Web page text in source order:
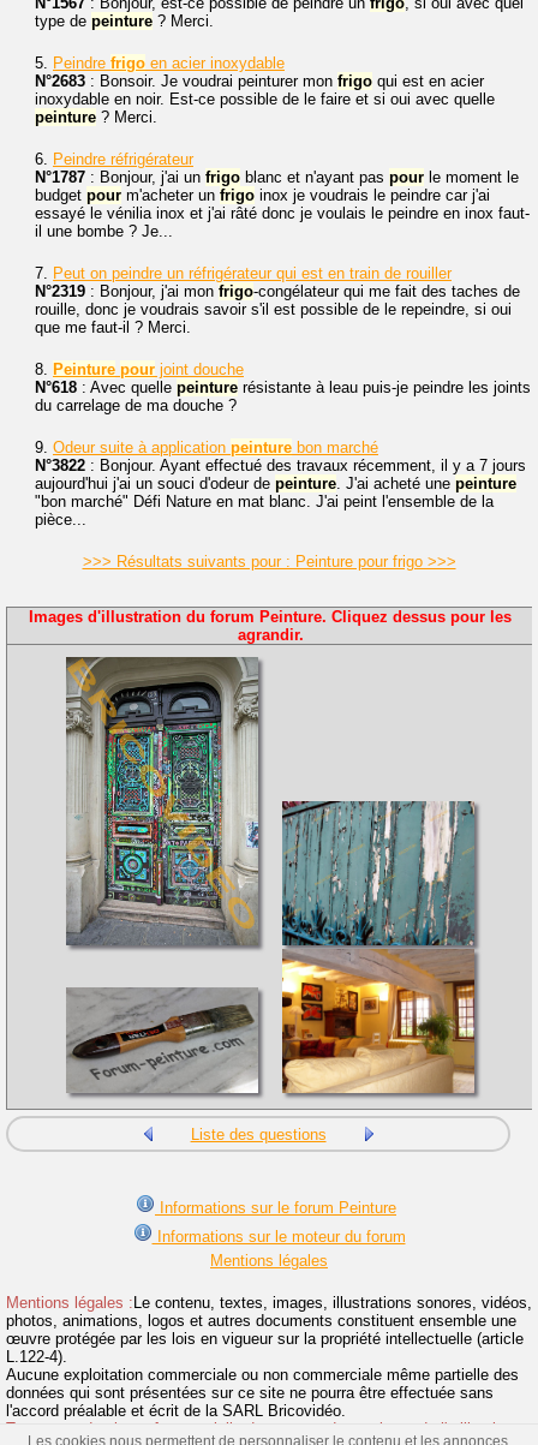
type de peinture ? Merci.
5. Peindre frigo en acier inoxydable
N°2683 : Bonsoir. Je voudrai peinturer mon frigo qui est en acier
inoxydable en noir. Est-ce possible de le faire et si oui avec quelle
peinture ? Merci.
6. Peindre réfrigérateur
N°1787 : Bonjour, j'ai un frigo blanc et n'ayant pas pour le moment le
budget pour m'acheter un frigo inox je voudrais le peindre car j'ai
essayé le vénilia inox et j'ai râté donc je voulais le peindre en inox faut-
il une bombe ? Je...
7. Peut on peindre un réfrigérateur qui est en train de rouiller
N°2319 : Bonjour, j'ai mon frigo-congélateur qui me fait des taches de
rouille, donc je voudrais savoir s'il est possible de le repeindre, si oui
que me faut-il ? Merci.
8. Peinture pour joint douche
N°618 : Avec quelle peinture résistante à leau puis-je peindre les joints
du carrelage de ma douche ?
9. Odeur suite à application peinture bon marché
N°3822 : Bonjour. Ayant effectué des travaux récemment, il y a 7 jours
aujourd'hui j'ai un souci d'odeur de peinture. J'ai acheté une peinture
"bon marché" Défi Nature en mat blanc. J'ai peint l'ensemble de la
pièce...
>>> Résultats suivants pour : Peinture pour frigo >>>
Images d'illustration du forum Peinture. Cliquez dessus pour les
agrandir.
Liste des questions
Informations sur le forum Peinture
Informations sur le moteur du forum
Mentions légales
Mentions légales : Le contenu, textes, images, illustrations sonores, vidéos,
photos, animations, logos et autres documents constituent ensemble une
œuvre protégée par les lois en vigueur sur la propriété intellectuelle (article
L.122-4).
Aucune exploitation commerciale ou non commerciale même partielle des
données qui sont présentées sur ce site ne pourra être effectuée sans
l'accord préalable et écrit de la SARL Bricovidéo.
Toute reproduction même partielle du contenu de ce site et de l'utilisation
Les cookies nous permettent de personnaliser le contenu et les annonces,